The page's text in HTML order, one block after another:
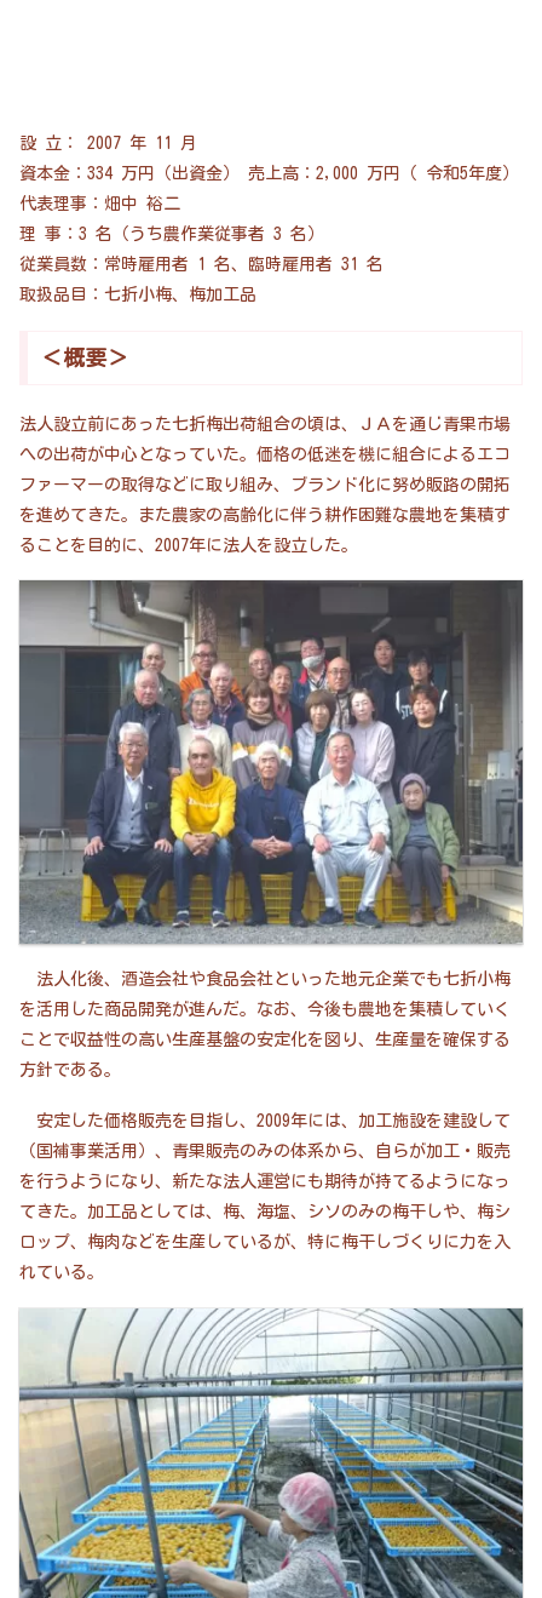
設 立： 2007 年 11 月
資本金：334 万円（出資金） 売上高：2,000 万円（ 令和5年度）
代表理事：畑中 裕二
理 事：3 名（うち農作業従事者 3 名）
従業員数：常時雇用者 1 名、臨時雇用者 31 名
取扱品目：七折小梅、梅加工品
＜概要＞
法人設立前にあった七折梅出荷組合の頃は、ＪＡを通じ青果市場
への出荷が中心となっていた。価格の低迷を機に組合によるエコ
ファーマーの取得などに取り組み、ブランド化に努め販路の開拓
を進めてきた。また農家の高齢化に伴う耕作困難な農地を集積す
ることを目的に、2007年に法人を設立した。
法人化後、酒造会社や食品会社といった地元企業でも七折小梅
を活用した商品開発が進んだ。なお、今後も農地を集積していく
ことで収益性の高い生産基盤の安定化を図り、生産量を確保する
方針である。
安定した価格販売を目指し、2009年には、加工施設を建設して
（国補事業活用）、青果販売のみの体系から、自らが加工・販売
を行うようになり、新たな法人運営にも期待が持てるようになっ
てきた。加工品としては、梅、海塩、シソのみの梅干しや、梅シ
ロップ、梅肉などを生産しているが、特に梅干しづくりに力を入
れている。